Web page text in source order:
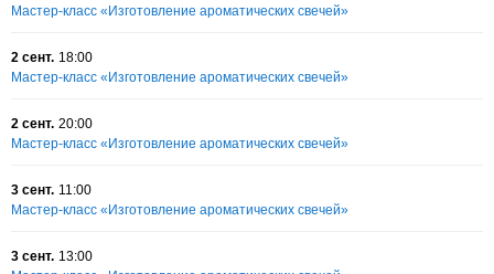
Мастер-класс «Изготовление ароматических свечей»
2 сент. 18:00
Мастер-класс «Изготовление ароматических свечей»
2 сент. 20:00
Мастер-класс «Изготовление ароматических свечей»
3 сент. 11:00
Мастер-класс «Изготовление ароматических свечей»
3 сент. 13:00